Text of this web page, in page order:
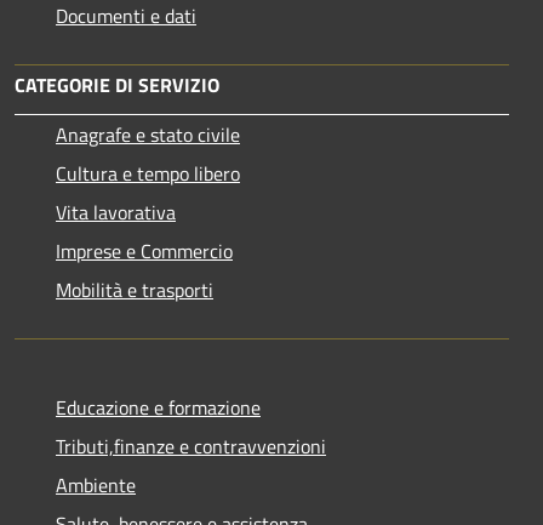
Documenti e dati
CATEGORIE DI SERVIZIO
Anagrafe e stato civile
Cultura e tempo libero
Vita lavorativa
Imprese e Commercio
Mobilità e trasporti
Educazione e formazione
Tributi,finanze e contravvenzioni
Ambiente